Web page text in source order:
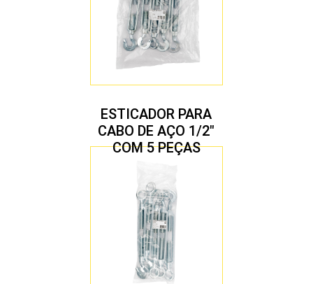
ESTICADOR PARA
CABO DE AÇO 1/2″
COM 5 PEÇAS